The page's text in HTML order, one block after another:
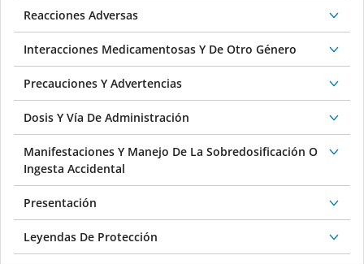
Reacciones Adversas
Interacciones Medicamentosas Y De Otro Género
Precauciones Y Advertencias
Dosis Y Vía De Administración
Manifestaciones Y Manejo De La Sobredosificación O
Ingesta Accidental
Presentación
Leyendas De Protección